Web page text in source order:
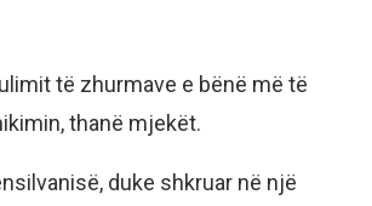
të zhurmave e bënë më të
thanë mjekët.
duke shkruar në një